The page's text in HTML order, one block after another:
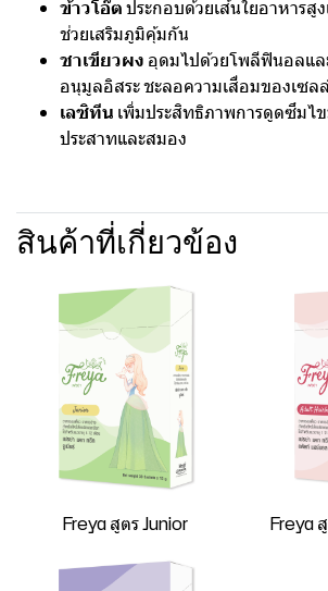
ข้าวโอ๊ตประกอบด้วยเส้นใยอาหารสู
ช่วยเสริมภูมิคุ้มกัน
ชาเขียวผง อุดมไปด้วยโพลีฟินอลแล
อนุมูลอิสระ ชะลอความเสื่อมของเซล
เลซิทีน เพิ่มประสิทธิภาพการดูดซึมไ
ประสาทและสมอง
สินค้าที่เกี่ยวข้อง
Freya สูตร Junior Freya